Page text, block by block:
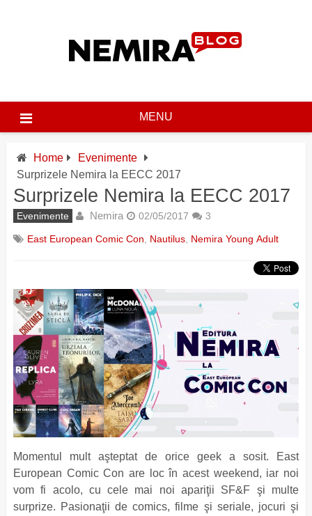
MENU
Home
Evenimente
Surprizele Nemira la EECC 2017
Surprizele Nemira la EECC 2017
Evenimente Nemira 02/05/2017 3
East European Comic Con Nautilus, Nemira Young Adult
Momentul mult aşteptat de orice geek a sosit. East
European Comic Con are loc în acest weekend, iar noi
vom fi acolo, cu cele mai noi apariţii SF&F şi multe
surprize. Pasionaţii de comics, filme şi seriale, jocuri şi